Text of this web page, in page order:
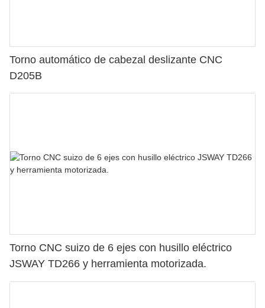
Torno automático de cabezal deslizante CNC
D205B
Torno CNC suizo de 6 ejes con husillo eléctrico
JSWAY TD266 y herramienta motorizada.